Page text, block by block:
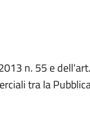
n. 55 e
tra la